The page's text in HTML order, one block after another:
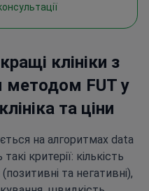
клініки з
методом FUT у
та ціни
на алгоритмах data
критерії: кількість
(позитивні та негативні),